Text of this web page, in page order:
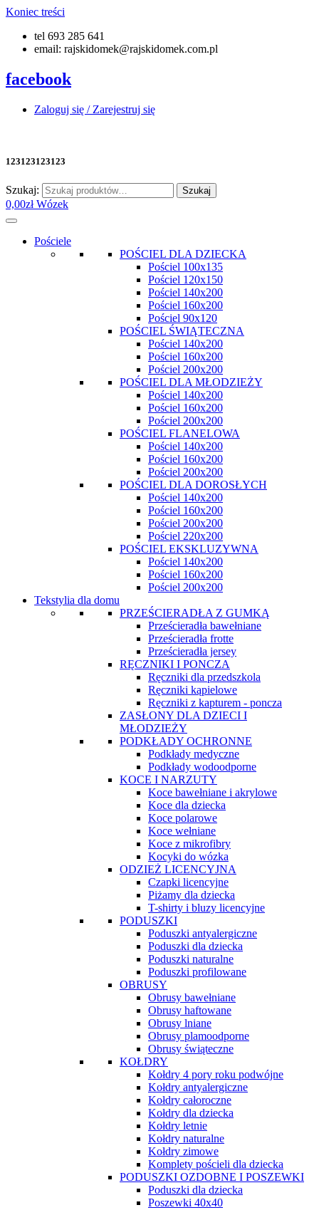
Koniec treści
tel 693 285 641
email: rajskidomek@rajskidomek.com.pl
facebook
Zaloguj się / Zarejestruj się
123123123123
Szukaj: Szukaj
0,00zł Wózek
Pościele
POŚCIEL DLA DZIECKA
Pościel 100x135
Pościel 120x150
Pościel 140x200
Pościel 160x200
Pościel 90x120
POŚCIEL ŚWIĄTECZNA
Pościel 140x200
Pościel 160x200
Pościel 200x200
POŚCIEL DLA MŁODZIEŻY
Pościel 140x200
Pościel 160x200
Pościel 200x200
POŚCIEL FLANELOWA
Pościel 140x200
Pościel 160x200
Pościel 200x200
POŚCIEL DLA DOROSŁYCH
Pościel 140x200
Pościel 160x200
Pościel 200x200
Pościel 220x200
POŚCIEL EKSKLUZYWNA
Pościel 140x200
Pościel 160x200
Pościel 200x200
Tekstylia dla domu
PRZEŚCIERADŁA Z GUMKĄ
Prześcieradła bawełniane
Prześcieradła frotte
Prześcieradła jersey
RĘCZNIKI I PONCZA
Ręczniki dla przedszkola
Ręczniki kąpielowe
Ręczniki z kapturem - poncza
ZASŁONY DLA DZIECI I
MŁODZIEŻY
PODKŁADY OCHRONNE
Podkłady medyczne
Podkłady wodoodporne
KOCE I NARZUTY
Koce bawełniane i akrylowe
Koce dla dziecka
Koce polarowe
Koce wełniane
Koce z mikrofibry
Kocyki do wózka
ODZIEŻ LICENCYJNA
Czapki licencyjne
Piżamy dla dziecka
T-shirty i bluzy licencyjne
PODUSZKI
Poduszki antyalergiczne
Poduszki dla dziecka
Poduszki naturalne
Poduszki profilowane
OBRUSY
Obrusy bawełniane
Obrusy haftowane
Obrusy lniane
Obrusy plamoodporne
Obrusy świąteczne
KOŁDRY
Kołdry 4 pory roku podwójne
Kołdry antyalergiczne
Kołdry całoroczne
Kołdry dla dziecka
Kołdry letnie
Kołdry naturalne
Kołdry zimowe
Komplety pościeli dla dziecka
PODUSZKI OZDOBNE I POSZEWKI
Poduszki dla dziecka
Poszewki 40x40